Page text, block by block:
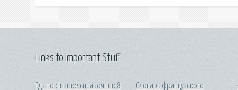
Links to Important Stuff
Гдз по физике справочник 8
Словарь французского